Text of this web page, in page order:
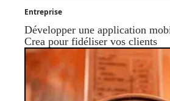
Entreprise
Développer une application
Crea pour fidéliser vos clients